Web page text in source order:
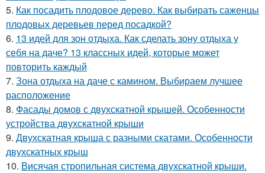
5. Как посадить плодовое дерево. Как выбирать саженцы
плодовых деревьев перед посадкой?
6. 13 идей для зон отдыха. Как сделать зону отдыха у
себя на даче? 13 классных идей, которые может
повторить каждый
7. Зона отдыха на даче с камином. Выбираем лучшее
расположение
8. Фасады домов с двухскатной крышей. Особенности
устройства двухскатной крыши
9. Двухскатная крыша с разными скатами. Особенности
двухскатных крыш
10. Висячая стропильная система двухскатной крыши.